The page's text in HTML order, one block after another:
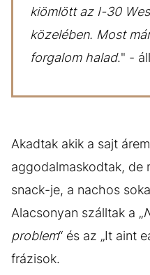
kiömlött az I-30
közelében. Most
forgalom halad." -
Akadtak akik a sajt
aggodalmaskodtak, de
snack-je, a nachos
Alacsonyan szálltak a „
problem“ és az „It aint
frázisok.